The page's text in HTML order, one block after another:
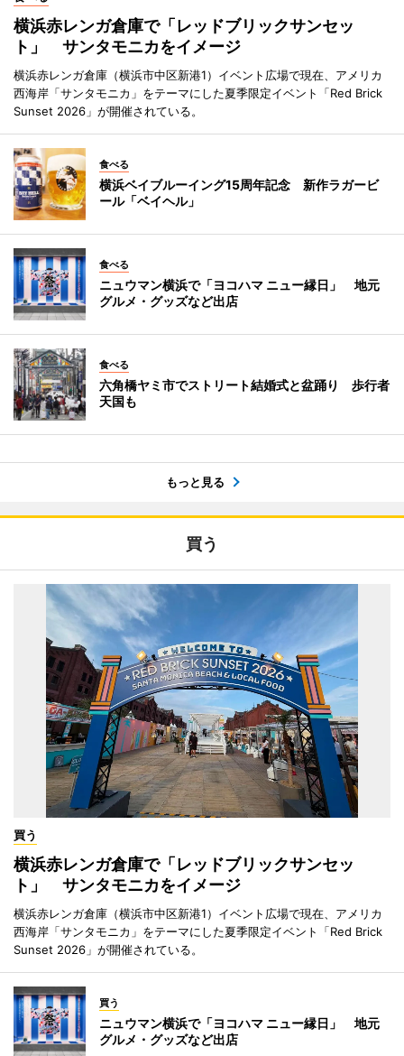
横浜赤レンガ倉庫で「レッドブリックサンセッ
ト」 サンタモニカをイメージ
横浜赤レンガ倉庫（横浜市中区新港1）イベント広場で現在、アメリカ
西海岸「サンタモニカ」をテーマにした夏季限定イベント「Red Brick
Sunset 2026」が開催されている。
食べる
横浜ベイブルーイング15周年記念 新作ラガービ
ール「ベイヘル」
食べる
ニュウマン横浜で「ヨコハマ ニュー縁日」 地元
グルメ・グッズなど出店
食べる
六角橋ヤミ市でストリート結婚式と盆踊り 歩行者
天国も
もっと見る
買う
買う
横浜赤レンガ倉庫で「レッドブリックサンセッ
ト」 サンタモニカをイメージ
横浜赤レンガ倉庫（横浜市中区新港1）イベント広場で現在、アメリカ
西海岸「サンタモニカ」をテーマにした夏季限定イベント「Red Brick
Sunset 2026」が開催されている。
買う
ニュウマン横浜で「ヨコハマ ニュー縁日」 地元
グルメ・グッズなど出店